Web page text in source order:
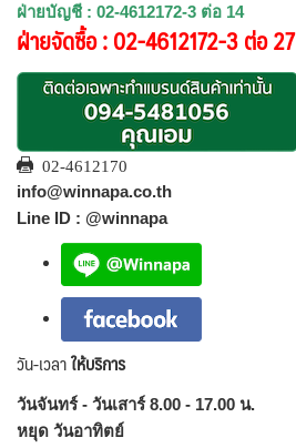
ฝ่ายบัญชี : 02-4612172-3 ต่อ 14
ฝ่ายจัดซื้อ : 02-4612172-3 ต่อ 27
02-4612170
info@winnapa.co.th
Line ID : @winnapa
วัน-เวลาให้บริการ
วันจันทร์ - วันเสาร์ 8.00 - 17.00 น.
หยุด วันอาทิตย์